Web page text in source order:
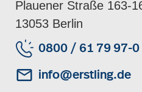
Plauener Straße 163-
13053 Berlin
0800 / 61 79 97-0
info@erstling.de